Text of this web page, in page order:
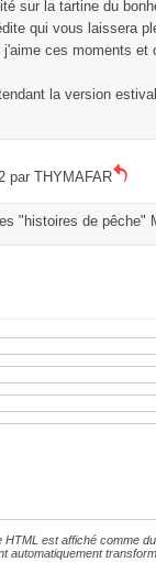
sur la tartine du
qui vous laissera
j'aime ces moments et
la version
par THYMAFAR
"histoires de pêche"
HTML est affiché comme
automatiquement